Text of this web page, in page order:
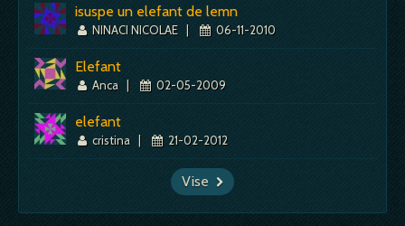
isuspe un elefant de lemn
NINACI NICOLAE | 06-11-2010
Elefant
Anca | 02-05-2009
elefant
cristina | 21-02-2012
Vise